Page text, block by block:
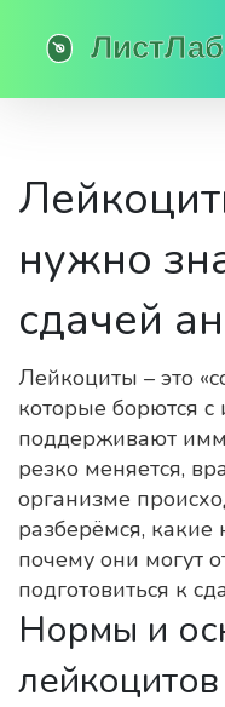
нужно
сдачей
Лейкоциты – это
которые борются
поддерживают
резко меняется,
организме
разберёмся,
почему они могут
подготовиться к
Нормы и
лейкоцитов